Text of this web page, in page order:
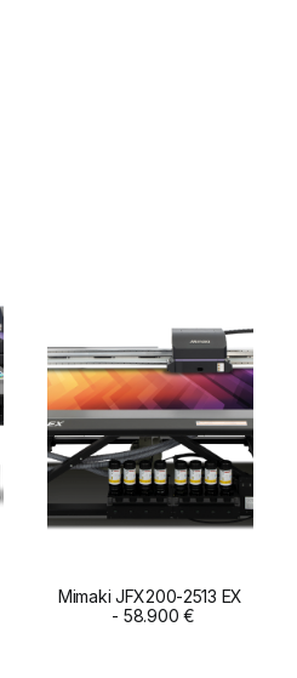
ADD TO CART
Mimaki JFX200-2513 EX
58.900€